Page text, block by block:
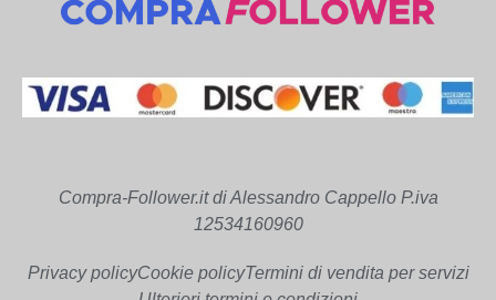
Compra-Follower.it di Alessandro Cappello P.iva
12534160960
Privacy policyCookie policyTermini di vendita per servizi